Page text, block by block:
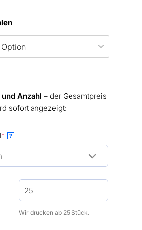
Anzahl – der Gesamtpreis
sofort angezeigt:
*(required)
?
(required)
Wir drucken ab 25 Stück.